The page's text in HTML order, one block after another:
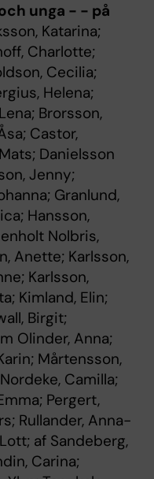
unga - - på
Katarina;
Charlotte;
Cecilia;
Helena;
Brorsson,
Castor,
Danielsson
Jenny;
Granlund,
Hansson,
Nolbris,
Anette; Karlsson,
Karlsson,
Kimland, Elin;
Birgit;
Olinder, Anna;
Mårtensson,
Camilla;
Pergert,
Rullander, Anna-
af Sandeberg,
Carina;